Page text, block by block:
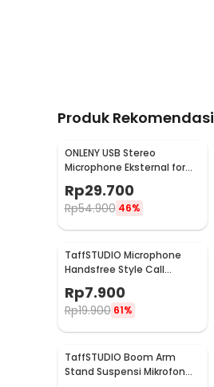
Produk Rekomendasi
ONLENY USB Stereo
Microphone Eksternal for
DZ0288
Rp29.700
Rp54.900 46%
TaffSTUDIO Microphone
Handsfree Style Call
Reduction - M5
Rp7.900
Rp19.900 61%
TaffSTUDIO Boom Arm
Stand Suspensi Mikrofon